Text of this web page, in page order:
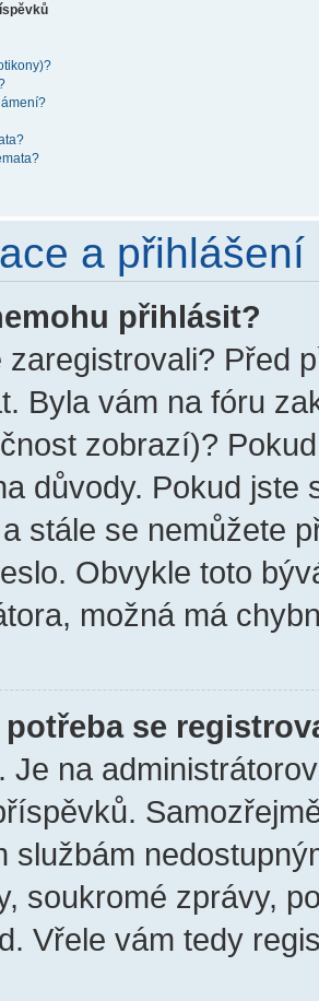
a přihlášení
přihlásit?
zaregistrovali? Před
Byla vám na fóru
zobrazí)?
důvody. Pokud jste
stále se nemůžete
Obvykle toto
možná má
se
Je na
službám
soukromé zprávy,
Vřele vám tedy